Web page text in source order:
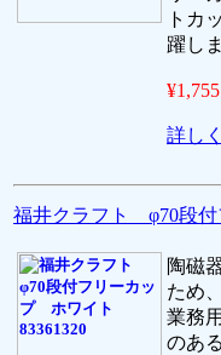
トカ
躍し
詳し
福井クラフト φ70段付
陶磁
ため
業務
のあ